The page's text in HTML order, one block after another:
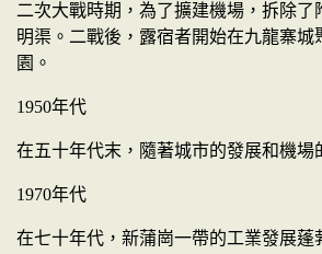
二次大戰時期，為了擴建機場，拆除了
明渠。二戰後，露宿者開始在九龍寨
園 。
1950年代
在五十年代末，隨著城市的發展和機
1970年代
在七十年代，新蒲崗一帶的工業發展